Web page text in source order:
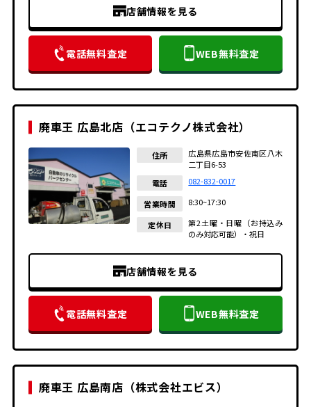
店舗情報を見る
電話無料査定 WEB無料査定
廃車王 広島北店（エコテクノ株式会社）
住所
広島県広島市安佐南区八木
二丁目6-53
電話
082-832-0017
営業時間 8:30~17:30
定休日
第2土曜・日曜（お持込み
のみ対応可能）・祝日
店舗情報を見る
電話無料査定 WEB無料査定
廃車王 広島南店（株式会社エビス）